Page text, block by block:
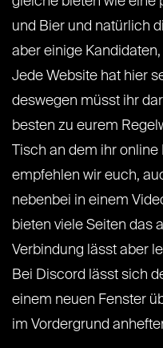
und Bier und natürlich
aber einige
Jede Website hat hier
deswegen müsst ihr
besten zu eurem
Tisch an dem ihr online
empfehlen wir euch,
nebenbei in einem
bieten viele Seiten das
Verbindung lässt aber
Bei Discord lässt sich
einem neuen Fenster
im Vordergrund